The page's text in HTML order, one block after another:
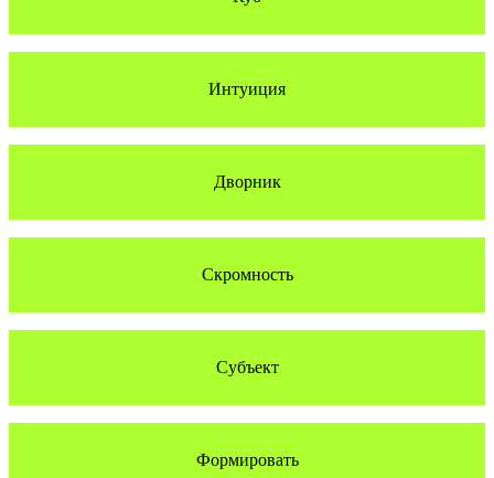
Интуиция
Дворник
Скромность
Субъект
Формировать